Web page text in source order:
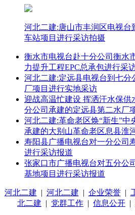
河北二建:唐山市丰润区电视台
车站项目进行采访拍摄
衡水市电视台赴十分公司衡水
力提升工程EPC总承包进行采
河北二建:定远县电视台到七分
厂项目进行实地采访
迎战高温忙建设 挥洒汗水保
分公司承建的定远县第二水厂
河北二建:革命老区焕“新生”中
承建的大别山革命老区息县淮
寿阳县广播电视台对一分公司
进行采访报道
张家口市广播电视台对五分公
基地项目进行采访报道
河北二建 | 河北二建 | 企业荣誉|
北二建 | 党群工作 | 信息公开 |